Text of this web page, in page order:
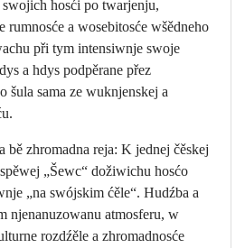
hosći po twarjenju,
rumnosće a wosebitosće wšědneho
při tym intensiwnje swoje
a hdys podpěrane přez
šula sama ze wuknjenskej a
bě zhromadna reja: K jednej čěskej
„Šewc“ dožiwichu hosćo
„na swójskim ćěle“. Hudźba a
njenanuzowanu atmosferu, w
rozdźěle a zhromadnosće